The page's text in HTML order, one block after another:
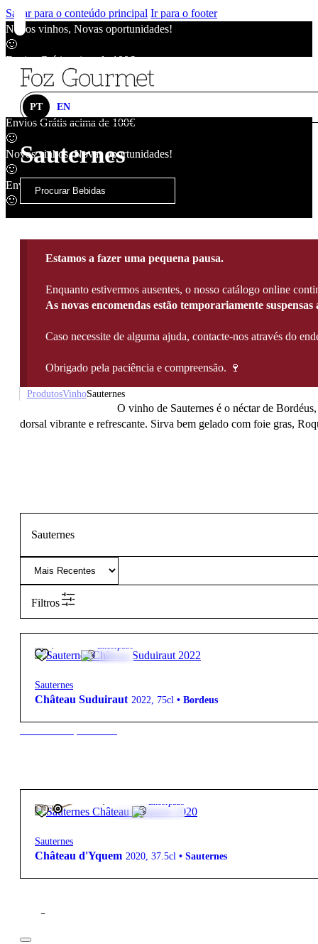
Saltar para o conteúdo principal Ir para o footer
Novos vinhos, Novas oportunidades!
🙂
Envios Grátis acima de 100€
Novos vinhos, Novas oportunidades!
Envios Grátis acima de 100€
🙂
Novos vinhos, Novas oportunidades!
🙂
Envios Grátis acima de 100€
🙂
PT EN
Sauternes
Estamos a fazer uma pequena pausa.
Enquanto estivermos ausentes, o nosso catálogo online
As novas encomendas estão temporariamente suspensas
Caso necessite de alguma ajuda, contacte-nos através do
Obrigado pela paciência e compreensão. 🍷
ProdutosVinhoSauternes
O vinho de Sauternes é o néctar de
dorsal vibrante e refrescante. Sirva bem gelado com foie gras,
Sauternes
Filtros
90,00€ Encorpado
Sauternes
Château Suduiraut 2022, 75cl • Bordeus
FREE
225,00€ Encorpado
Sauternes
Château d'Yquem 2020, 37.5cl • Sauternes
Filtros